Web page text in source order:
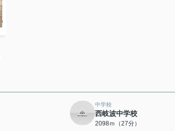
中学校
西岐波中学校
2098ｍ（27分）